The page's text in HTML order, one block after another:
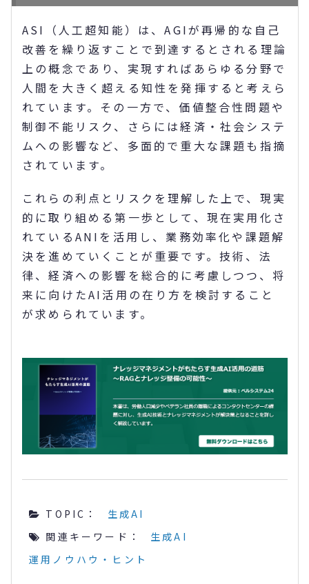
ASI（人工超知能）は、AGIが再帰的な自己
改善を繰り返すことで到達するとされる理論
上の概念であり、実現すればあらゆる分野で
人間を大きく超える知性を発揮すると考えら
れています。その一方で、価値整合性問題や
制御不能リスク、さらには経済・社会システ
ムへの影響など、多面的で重大な課題も指摘
されています。
これらの利点とリスクを理解した上で、現実
的に取り組める第一歩として、現在実用化さ
れているANIを活用し、業務効率化や課題解
決を進めていくことが重要です。技術、法
律、経済への影響を総合的に考慮しつつ、将
来に向けたAI活用の在り方を検討すること
が求められています。
TOPIC：
生成AI
関連キーワード：
生成AI
運用ノウハウ・ヒント